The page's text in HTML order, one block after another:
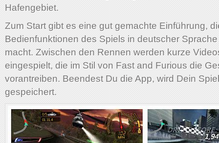
Hafengebiet.
Zum Start gibt es eine gut gemachte Einführung,
Bedienfunktionen des Spiels in deutscher
macht. Zwischen den Rennen werden kurze
eingespielt, die im Stil von Fast and Furious die
vorantreiben. Beendest Du die App, wird Dein
gespeichert.